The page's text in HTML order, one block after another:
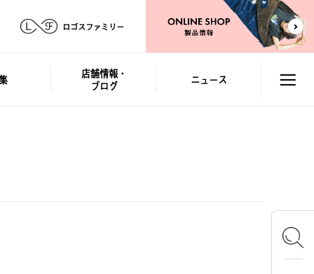
ロゴスファミリー
店舗情報・
ブログ
ニュース